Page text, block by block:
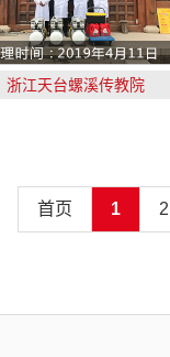
浙江天台螺溪传教院
首页 1 2